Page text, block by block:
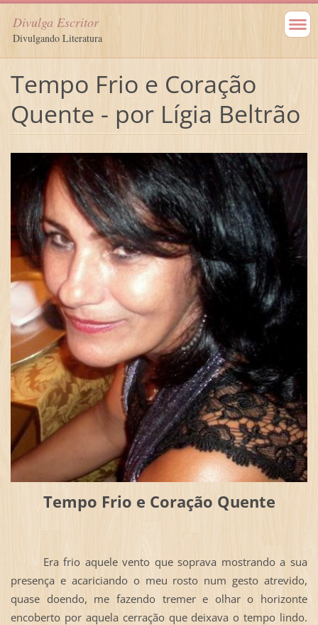
Divulga Escritor
Divulgando Literatura
Tempo Frio e Coração
Quente - por Lígia Beltrão
Tempo Frio e Coração Quente
Era frio aquele vento que soprava mostrando a sua
presença e acariciando o meu rosto num gesto atrevido,
quase doendo, me fazendo tremer e olhar o horizonte
encoberto por aquela cerração que deixava o tempo lindo.